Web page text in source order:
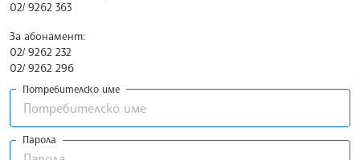
02/ 9262 363
За абонамент:
02/ 9262 232
02/ 9262 296
Потребителско име
Парола